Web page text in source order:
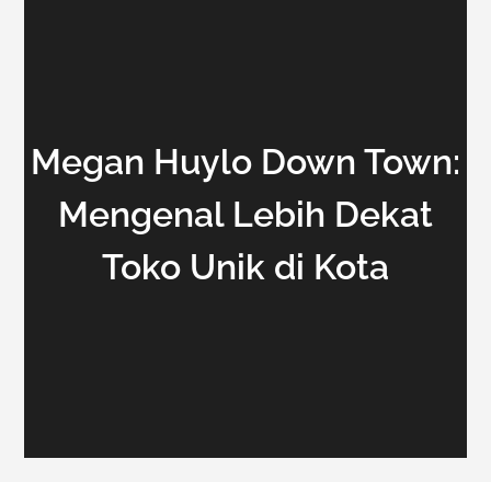
Megan Huylo Down Town:
Mengenal Lebih Dekat
Toko Unik di Kota